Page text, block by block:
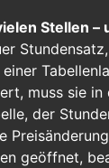
Stellen –
muss sie
der
geöffnet,